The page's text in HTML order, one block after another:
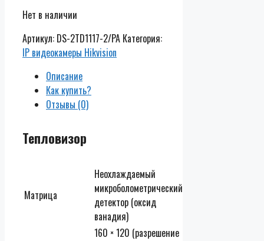
Нет в наличии
Артикул: DS-2TD1117-2/PA Категория:
IP видеокамеры Hikvision
Описание
Как купить?
Отзывы (0)
Тепловизор
Матрица
Неохлаждаемый
микроболометрический
детектор (оксид
ванадия)
160 × 120 (разрешение